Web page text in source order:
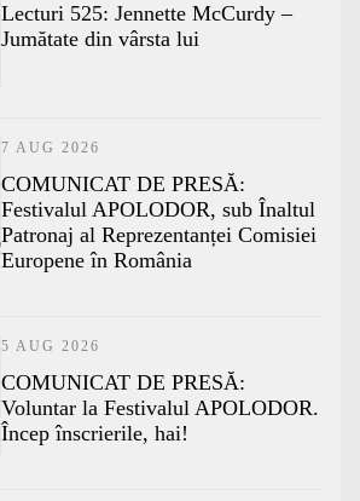
Lecturi 525: Jennette McCurdy –
Jumătate din vârsta lui
7 AUG 2026
COMUNICAT DE PRESĂ:
Festivalul APOLODOR, sub Înaltul
Patronaj al Reprezentanței Comisiei
Europene în România
5 AUG 2026
COMUNICAT DE PRESĂ:
Voluntar la Festivalul APOLODOR.
Încep înscrierile, hai!